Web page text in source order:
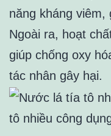
năng kháng
Ngoài ra, hoạt
giúp chống oxy
tác nhân gây hại.
tô nhiều công